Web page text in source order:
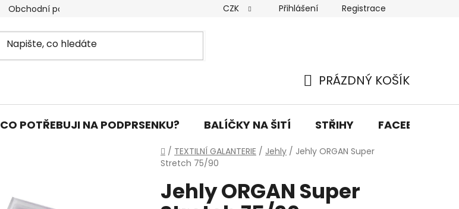
Obchodní podmínky Podmínky ochrany osobních údajů Doprava a platba
CZK Přihlášení Registrace
KOŠÍK
PRÁZDNÝ KOŠÍK
CO POTŘEBUJI NA PODPRSENKU? BALÍČKY NA ŠITÍ STŘIHY FACEBOOK
Domů
/ TEXTILNÍ GALANTERIE / Jehly / Jehly ORGAN Super
Stretch 75/90
Jehly ORGAN Super